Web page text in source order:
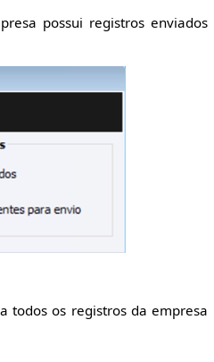
possui registros enviados
todos os registros da empresa